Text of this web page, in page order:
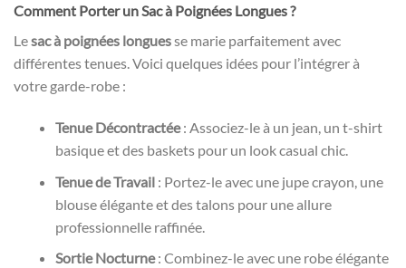
Comment Porter un Sac à Poignées Longues ?
Lesac à poignées longuesse marie parfaitement avec
différentes tenues. Voici quelques idées pour l’intégrer à
votre garde-robe :
Tenue Décontractée: Associez-le à un jean, un t-shirt
basique et des baskets pour un look casual chic.
Tenue de Travail: Portez-le avec une jupe crayon, une
blouse élégante et des talons pour une allure
professionnelle raffinée.
Sortie Nocturne: Combinez-le avec une robe élégante